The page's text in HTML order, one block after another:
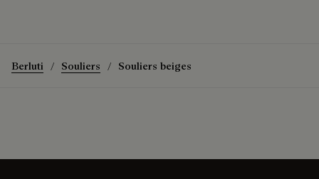
Berluti Souliers Souliers beiges